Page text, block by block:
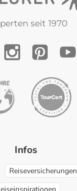
seit 1970
Infos
Reiseversicherungen